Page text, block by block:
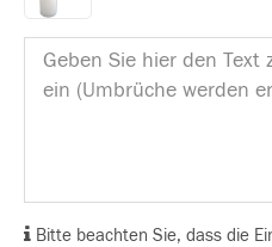
Bitte beachten Sie, dass die